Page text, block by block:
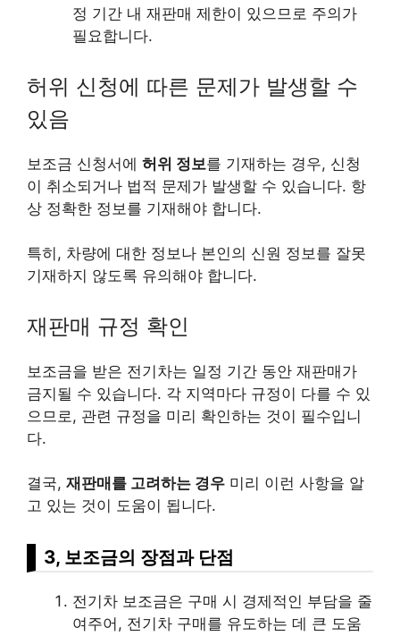
정 기간 내 재판매 제한이 있으므로 주의가
필요합니다.
허위 신청에 따른 문제가 발생할 수
있음
보조금 신청서에 허위 정보를 기재하는 경우, 신청
이 취소되거나 법적 문제가 발생할 수 있습니다. 항
상 정확한 정보를 기재해야 합니다.
특히, 차량에 대한 정보나 본인의 신원 정보를 잘못
기재하지 않도록 유의해야 합니다.
재판매 규정 확인
보조금을 받은 전기차는 일정 기간 동안 재판매가
금지될 수 있습니다. 각 지역마다 규정이 다를 수 있
으므로, 관련 규정을 미리 확인하는 것이 필수입니
다.
결국, 재판매를 고려하는 경우 미리 이런 사항을 알
고 있는 것이 도움이 됩니다.
3, 보조금의 장점과 단점
전기차 보조금은 구매 시 경제적인 부담을 줄
여주어, 전기차 구매를 유도하는 데 큰 도움